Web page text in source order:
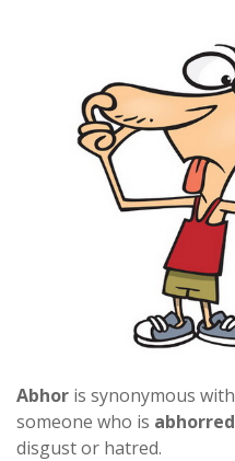
Abhor is synonymous with
someone who is abhorred
disgust or hatred.